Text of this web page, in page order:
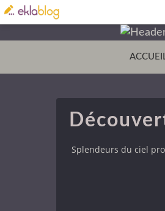
Splendeurs du ciel